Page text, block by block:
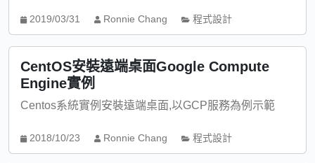
2019/03/31 Ronnie Chang 程式設計
CentOS安裝遠端桌面Google Compute
Engine實例
Centos系統實例安裝遠端桌面,以GCP服務為例示範
2018/10/23 Ronnie Chang 程式設計